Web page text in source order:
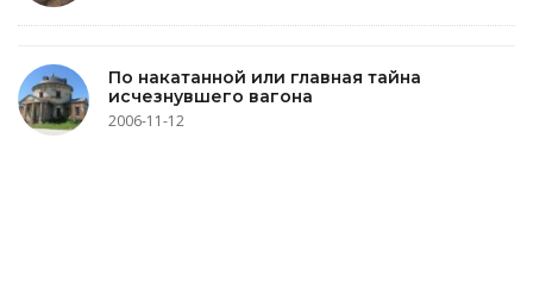
По накатанной или главная тайна
исчезнувшего вагона
2006-11-12